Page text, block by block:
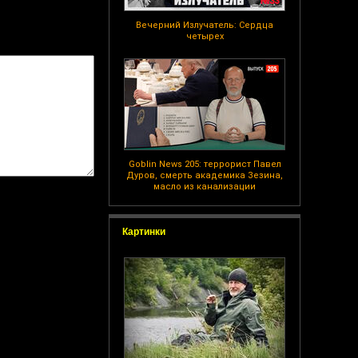
Вечерний Излучатель: Сердца
четырех
Goblin News 205: террорист Павел
Дуров, смерть академика Зезина,
масло из канализации
Картинки